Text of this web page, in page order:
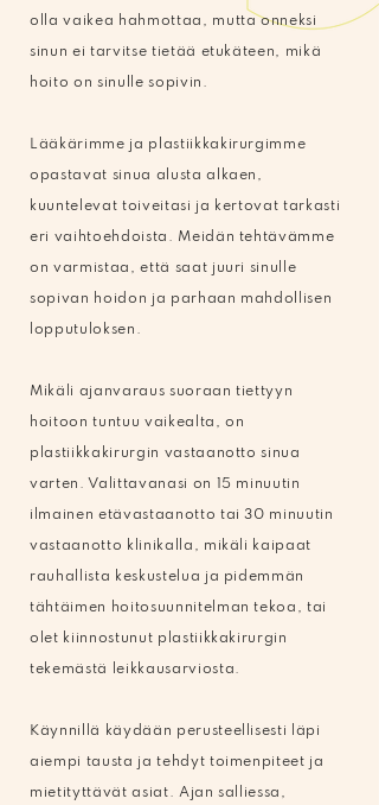
olla vaikea hahmottaa, mutta onneksi
sinun ei tarvitse tietää etukäteen, mikä
hoito on sinulle sopivin.
Lääkärimme ja plastiikkakirurgimme
opastavat sinua alusta alkaen,
kuuntelevat toiveitasi ja kertovat tarkasti
eri vaihtoehdoista. Meidän tehtävämme
on varmistaa, että saat juuri sinulle
sopivan hoidon ja parhaan mahdollisen
lopputuloksen.
Mikäli ajanvaraus suoraan tiettyyn
hoitoon tuntuu vaikealta, on
plastiikkakirurgin vastaanotto sinua
varten. Valittavanasi on 15 minuutin
ilmainen etävastaanotto tai 30 minuutin
vastaanotto klinikalla, mikäli kaipaat
rauhallista keskustelua ja pidemmän
tähtäimen hoitosuunnitelman tekoa, tai
olet kiinnostunut plastiikkakirurgin
tekemästä leikkausarviosta.
Käynnillä käydään perusteellisesti läpi
aiempi tausta ja tehdyt toimenpiteet ja
mietityttävät asiat. Ajan salliessa,